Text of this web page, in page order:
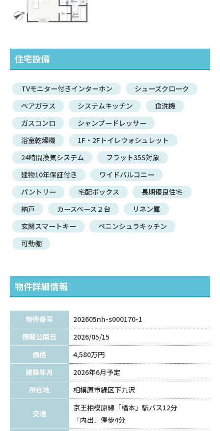
住宅設備
TVモニター付きインターホン
シューズクローク
ペアガラス
システムキッチン
食洗機
ガスコンロ
シャンプードレッサー
浴室乾燥機
1F・2Fトイレウォシュレット
24時間換気システム
フラット35S対象
建物10年保証付き
ワイドバルコニー
パントリー
宅配ボックス
長期優良住宅
納戸
カースペース２台
リネン庫
玄関スマートキー
ペニンシュラキッチン
可動棚
物件詳細情報
物件番号
202605nh-s000170-1
情報公開日
2026/05/15
価格
4,580万円
建築年月
2026年6月予定
所在地
相模原市緑区下九沢
交通
京王相模原線「橋本」駅バス12分
「内出」停歩4分